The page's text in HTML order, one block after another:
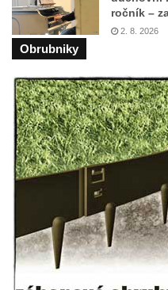
Dům čp. 26 ve Velenicích
Dům čp. 31 ve Velenicích
Dům čp. 121 ve Velenicích
Dům čp. 155 ve Velenicích
Dům čp. 33 – bývalá
Bývalá fara ve Velenicích
Dům ev.č. 26 ve Velenicích
Dům čp. 68 ve Velenicích
Dům čp. 67 ve Svojkově
Torzo domu čp. 6 ve
Městské divadlo Chomutov
Ludwig Breitfeld, výroba
ročník –
2. 8. 2026
Obrubniky